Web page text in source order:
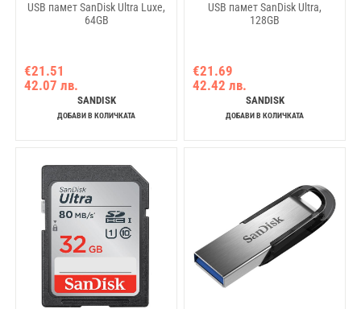
USB памет SanDisk Ultra Luxe,
64GB
€21.51
42.07 лв.
SANDISK
ДОБАВИ В КОЛИЧКАТА
USB памет SanDisk Ultra,
128GB
€21.69
42.42 лв.
SANDISK
ДОБАВИ В КОЛИЧКАТА